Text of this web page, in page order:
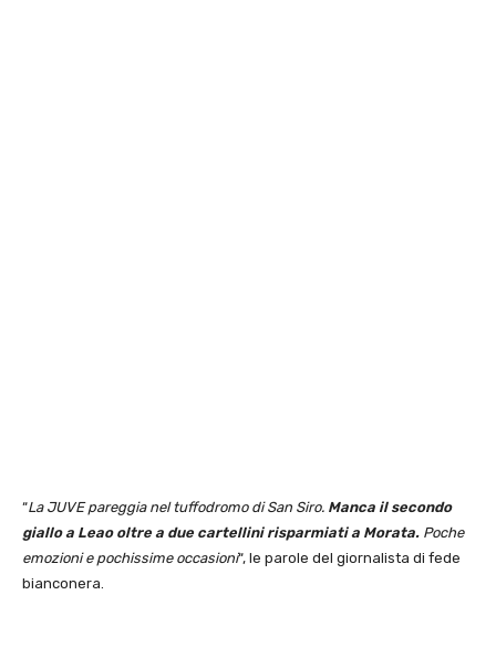
“La JUVE pareggia nel tuffodromo di San Siro. Manca il secondo
giallo a Leao oltre a due cartellini risparmiati a Morata. Poche
emozioni e pochissime occasioni“, le parole del giornalista di fede
bianconera.